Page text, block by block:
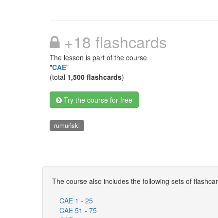
+18 flashcards
The lesson is part of the course
"CAE"
(total 1,500 flashcards)
Try the course for free
rumuński
The course also includes the following sets of
CAE 1 - 25
CAE 51 - 75